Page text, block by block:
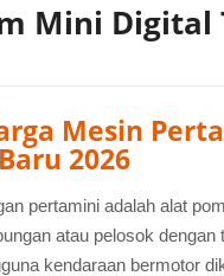
Mini Digital
Mesin
2026
pertamini adalah alat
atau pelosok dengan
kendaraan bermotor